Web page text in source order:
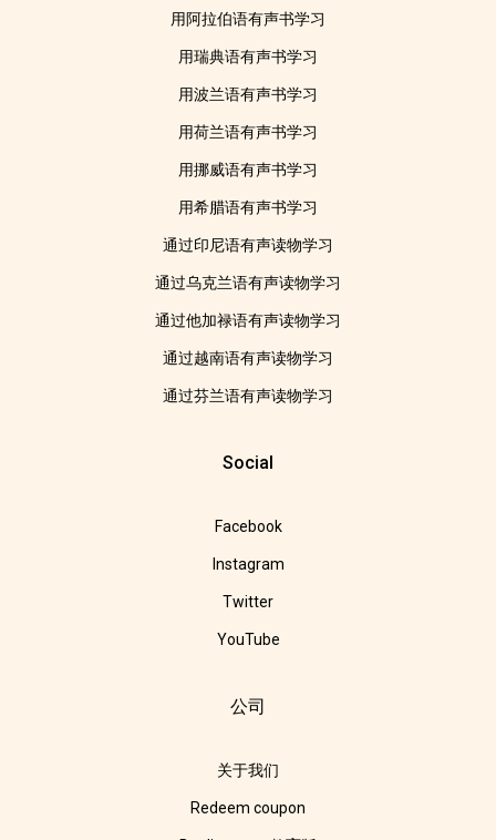
用阿拉伯语有声书学习
用瑞典语有声书学习
用波兰语有声书学习
用荷兰语有声书学习
用挪威语有声书学习
用希腊语有声书学习
通过印尼语有声读物学习
通过乌克兰语有声读物学习
通过他加禄语有声读物学习
通过越南语有声读物学习
通过芬兰语有声读物学习
Social
Facebook
Instagram
Twitter
YouTube
公司
关于我们
Redeem coupon